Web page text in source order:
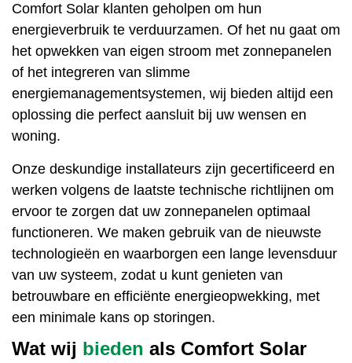
Comfort Solar klanten geholpen om hun
energieverbruik te verduurzamen. Of het nu gaat om
het opwekken van eigen stroom met zonnepanelen
of het integreren van slimme
energiemanagementsystemen, wij bieden altijd een
oplossing die perfect aansluit bij uw wensen en
woning.
Onze deskundige installateurs zijn gecertificeerd en
werken volgens de laatste technische richtlijnen om
ervoor te zorgen dat uw zonnepanelen optimaal
functioneren. We maken gebruik van de nieuwste
technologieën en waarborgen een lange levensduur
van uw systeem, zodat u kunt genieten van
betrouwbare en efficiënte energieopwekking, met
een minimale kans op storingen.
Wat wij bieden als Comfort Solar